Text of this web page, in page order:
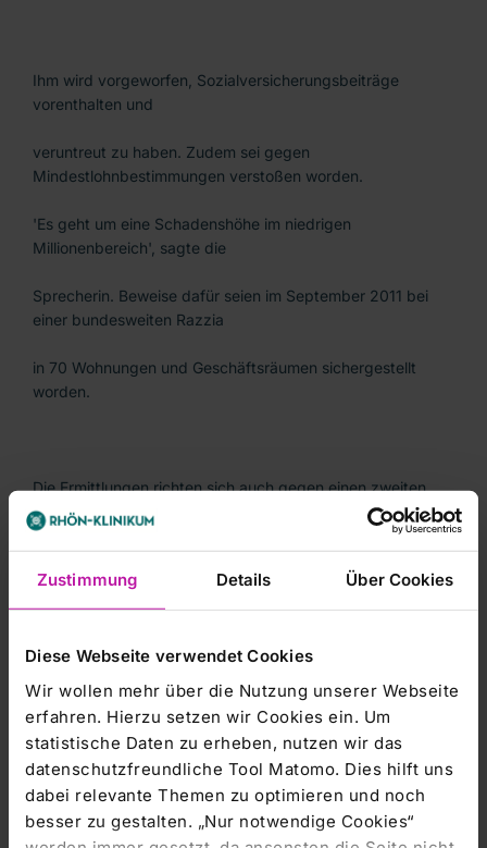
Zustimmung Details Über Cookies
Diese Webseite verwendet Cookies
Wir wollen mehr über die Nutzung unserer Webseite
erfahren. Hierzu setzen wir Cookies ein. Um
statistische Daten zu erheben, nutzen wir das
datenschutzfreundliche Tool Matomo. Dies hilft uns
dabei relevante Themen zu optimieren und noch
besser zu gestalten. „Nur notwendige Cookies“
Ihm wird vorgeworfen, Sozialversicherungsbeiträge
vorenthalten und
veruntreut zu haben. Zudem sei gegen
Mindestlohnbestimmungen verstoßen worden.
'Es geht um eine Schadenshöhe im niedrigen
Millionenbereich', sagte die
Sprecherin. Beweise dafür seien im September 2011 bei
einer bundesweiten Razzia
in 70 Wohnungen und Geschäftsräumen sichergestellt
worden.
Die Ermittlungen richten sich auch gegen einen zweiten
Beschuldigte, der
Ermittlungen abgeschlossen werden,
Oberstaatsanwalt Dietrich
Geuder in Würzburg.
Das Rhön-Klinikum teilte mit, dass es mit den Behörden
'vollumfänglich und